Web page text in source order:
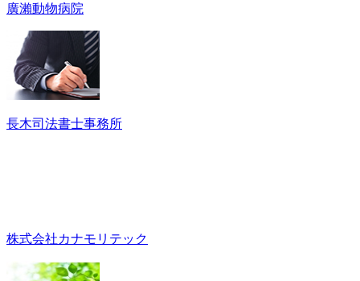
廣瀨動物病院
長木司法書士事務所
株式会社カナモリテック